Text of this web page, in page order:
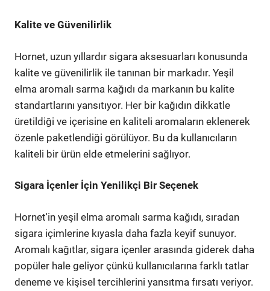
Kalite ve Güvenilirlik
Hornet, uzun yıllardır sigara aksesuarları konusunda
kalite ve güvenilirlik ile tanınan bir markadır. Yeşil
elma aromalı sarma kağıdı da markanın bu kalite
standartlarını yansıtıyor. Her bir kağıdın dikkatle
üretildiği ve içerisine en kaliteli aromaların eklenerek
özenle paketlendiği görülüyor. Bu da kullanıcıların
kaliteli bir ürün elde etmelerini sağlıyor.
Sigara İçenler İçin Yenilikçi Bir Seçenek
Hornet'in yeşil elma aromalı sarma kağıdı, sıradan
sigara içimlerine kıyasla daha fazla keyif sunuyor.
Aromalı kağıtlar, sigara içenler arasında giderek daha
popüler hale geliyor çünkü kullanıcılarına farklı tatlar
deneme ve kişisel tercihlerini yansıtma fırsatı veriyor.